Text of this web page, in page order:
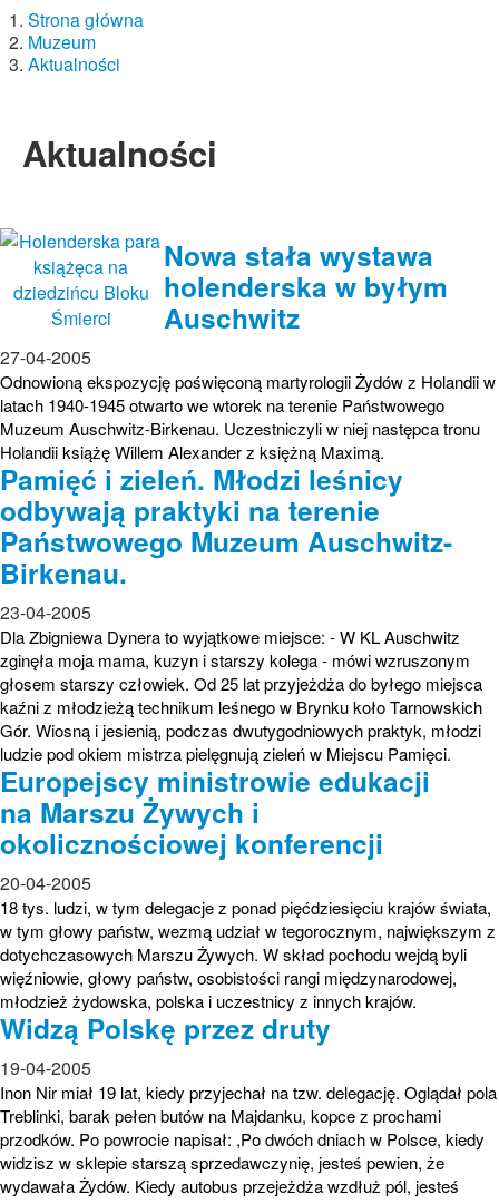
Strona główna
Muzeum
Aktualności
Aktualności
Nowa stała wystawa
holenderska w byłym
Auschwitz
27-04-2005
Odnowioną ekspozycję poświęconą martyrologii Żydów z Holandii w
latach 1940-1945 otwarto we wtorek na terenie Państwowego
Muzeum Auschwitz-Birkenau. Uczestniczyli w niej następca tronu
Holandii książę Willem Alexander z księżną Maximą.
Pamięć i zieleń. Młodzi leśnicy
odbywają praktyki na terenie
Państwowego Muzeum Auschwitz-
Birkenau.
23-04-2005
Dla Zbigniewa Dynera to wyjątkowe miejsce: - W KL Auschwitz
zginęła moja mama, kuzyn i starszy kolega - mówi wzruszonym
głosem starszy człowiek. Od 25 lat przyjeżdża do byłego miejsca
kaźni z młodzieżą technikum leśnego w Brynku koło Tarnowskich
Gór. Wiosną i jesienią, podczas dwutygodniowych praktyk, młodzi
ludzie pod okiem mistrza pielęgnują zieleń w Miejscu Pamięci.
Europejscy ministrowie edukacji
na Marszu Żywych i
okolicznościowej konferencji
20-04-2005
18 tys. ludzi, w tym delegacje z ponad pięćdziesięciu krajów świata,
w tym głowy państw, wezmą udział w tegorocznym, największym z
dotychczasowych Marszu Żywych. W skład pochodu wejdą byli
więźniowie, głowy państw, osobistości rangi międzynarodowej,
młodzież żydowska, polska i uczestnicy z innych krajów.
Widzą Polskę przez druty
19-04-2005
Inon Nir miał 19 lat, kiedy przyjechał na tzw. delegację. Oglądał pola
Treblinki, barak pełen butów na Majdanku, kopce z prochami
przodków. Po powrocie napisał: ,Po dwóch dniach w Polsce, kiedy
widzisz w sklepie starszą sprzedawczynię, jesteś pewien, że
wydawała Żydów. Kiedy autobus przejeżdża wzdłuż pól, jesteś